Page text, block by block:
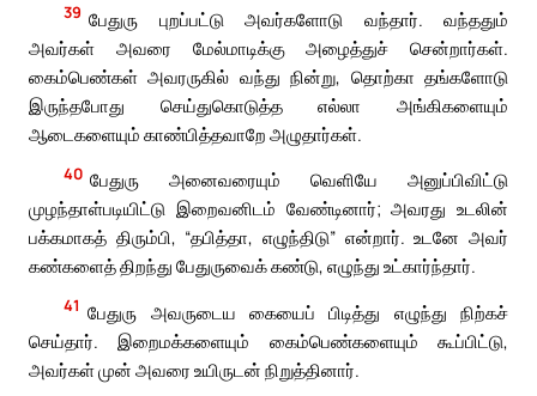
39 பேதுரு புறப்பட்டு அவர்களோடு வந்தார். வந்ததும்
அவர்கள் அவரை மேல்மாடிக்கு அழைத்துச் சென்றார்கள்.
கைம்பெண்கள் அவரருகில் வந்து நின்று, தொற்கா தங்களோடு
இருந்தபோது செய்துகொடுத்த எல்லா அங்கிகளையும்
ஆடைகளையும் காண்பித்தவாறே அழுதார்கள்.
40 பேதுரு அனைவரையும் வெளியே அனுப்பிவிட்டு
முழந்தாள்படியிட்டு இறைவனிடம் வேண்டினார்; அவரது உடலின்
பக்கமாகத் திரும்பி, “தபித்தா, எழுந்திடு” என்றார். உடனே அவர்
கண்களைத் திறந்து பேதுருவைக் கண்டு, எழுந்து உட்கார்ந்தார்.
41 பேதுரு அவருடைய கையைப் பிடித்து எழுந்து நிற்கச்
செய்தார். இறைமக்களையும் கைம்பெண்களையும் கூப்பிட்டு,
அவர்கள் முன் அவரை உயிருடன் நிறுத்தினார்.